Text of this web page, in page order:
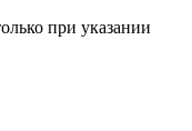
при указании